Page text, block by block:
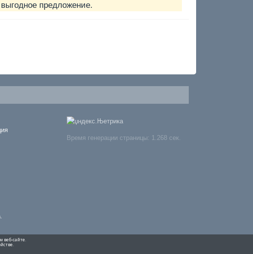
предложение.
Время генерации страницы: 1.268 сек.
сайте.